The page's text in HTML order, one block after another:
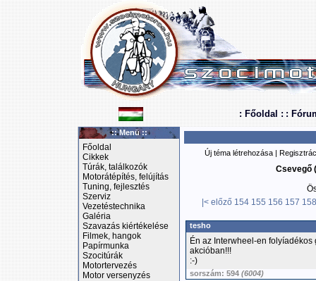
: Főoldal : :
:: Menü ::
Főoldal
Cikkek
Túrák, találkozók
Motorátépítés, felújítás
Tuning, fejlesztés
Szerviz
Vezetéstechnika
Galéria
Szavazás kiértékelése
Filmek, hangok
Papírmunka
Szocitúrák
Motortervezés
Motor versenyzés
Új téma létrehozása |
Csevegő
|< előző 154 155 156 157 158
tesho
Én az Interwheel-en
akcióban!!!
:-)
sorszám: 594 (6004)